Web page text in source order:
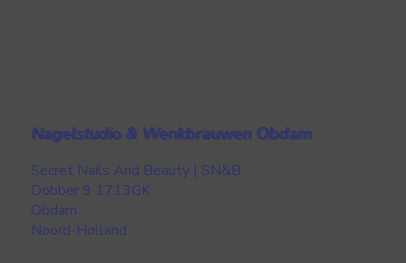
Nagelstudio & Wenkbrauwen Obdam
Secret Nails And Beauty | SN&B
Dobber 9 1713GK
Obdam
Noord-Holland